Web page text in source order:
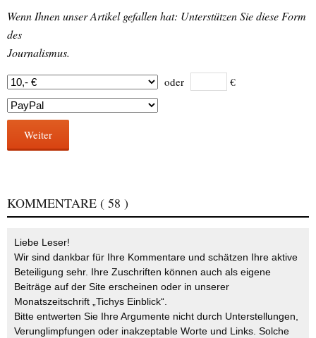
Wenn Ihnen unser Artikel gefallen hat: Unterstützen Sie diese Form
des
Journalismus.
oder €
Weiter
KOMMENTARE ( 58 )
Liebe Leser!
Wir sind dankbar für Ihre Kommentare und schätzen Ihre aktive
Beteiligung sehr. Ihre Zuschriften können auch als eigene
Beiträge auf der Site erscheinen oder in unserer
Monatszeitschrift „Tichys Einblick“.
Bitte entwerten Sie Ihre Argumente nicht durch Unterstellungen,
Verunglimpfungen oder inakzeptable Worte und Links. Solche